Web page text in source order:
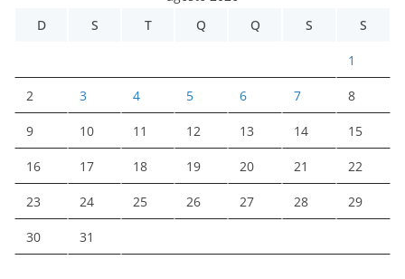
D
S T Q Q S S
1
2 3 4 5 6 7 8
9 10 11 12 13 14 15
16 17 18 19 20 21 22
23 24 25 26 27 28 29
30 31